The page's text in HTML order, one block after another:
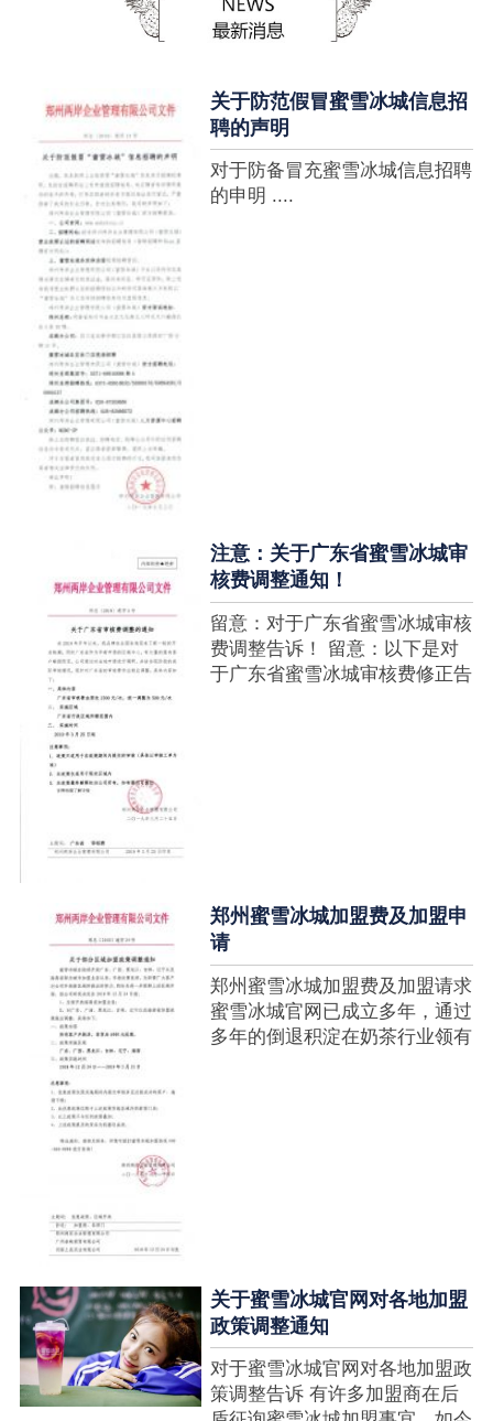
个自1997年开始营业的街边奶
茶店正逐渐展露它的锋芒。不过
关于防范假冒蜜雪冰城信息招
聘的声明
对于防备冒充蜜雪冰城信息招聘
的申明 ....
注意：关于广东省蜜雪冰城审
核费调整通知！
留意：对于广东省蜜雪冰城审核
费调整告诉！ 留意：以下是对
于广东省蜜雪冰城审核费修正告
郑州蜜雪冰城加盟费及加盟申
请
郑州蜜雪冰城加盟费及加盟请求
蜜雪冰城官网已成立多年，通过
多年的倒退积淀在奶茶行业领有
关于蜜雪冰城官网对各地加盟
政策调整通知
对于蜜雪冰城官网对各地加盟政
策调整告诉 有许多加盟商在后